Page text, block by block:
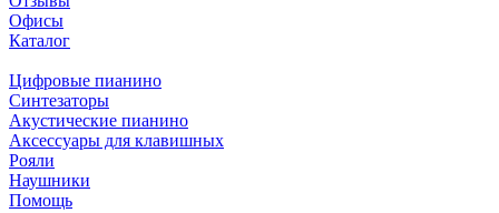
Офисы
Каталог
Цифровые пианино
Синтезаторы
Акустические пианино
Аксессуары для клавишных
Рояли
Наушники
Помощь